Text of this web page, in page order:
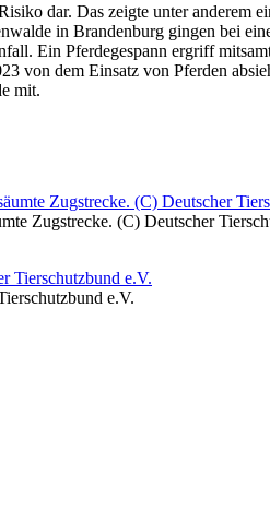
dar. Das zeigte unter
in Brandenburg gingen bei
Ein Pferdegespann ergriff
von dem Einsatz von Pferden
mit.
Zugstrecke. (C) Deutscher
e.V.